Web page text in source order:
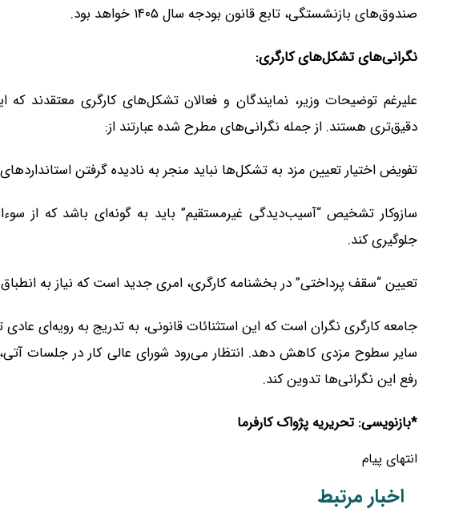
صندوق‌های بازنشستگی، تابع قانون بودجه سال ۱۴۰۵ خواهد بود.
نگرانی‌های تشکل‌های کارگری:
علیرغم توضیحات وزیر، نمایندگان و فعالان تشکل‌های کارگری معتقدند
دقیق‌تری هستند. از جمله نگرانی‌های مطرح شده عبارتند از:
تفویض اختیار تعیین مزد به تشکل‌ها نباید منجر به نادیده گرفتن استانداردهای ماده ۴۱ قانون
سازوکار تشخیص “آسیب‌دیدگی غیرمستقیم” باید به گونه‌ای باشد که از
جلوگیری کند.
تعیین “سقف پرداختی” در بخشنامه کارگری، امری جدید است که نیاز به انطباق
جامعه کارگری نگران است که این استثنائات قانونی، به تدریج به رویه‌ای عادی
سایر سطوح مزدی کاهش دهد. انتظار می‌رود شورای عالی کار در جلسات آتی،
رفع این نگرانی‌ها تدوین کند.
*بازنویسی: تحریریه پژواک کارفرما
انتهای پیام
اخبار مرتبط